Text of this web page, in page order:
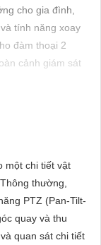
cho gia đình,
tính năng xoay
đàm thoại 2
cảnh giám sát
📷
một chi tiết vật
thường,
PTZ (Pan-Tilt-
quay và thu
quan sát chi tiết